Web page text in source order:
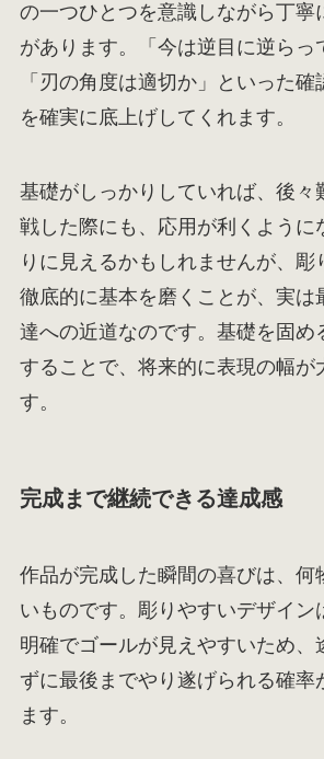
の一つひとつを意識しながら丁寧
があります。「今は逆目に逆らっ
「刃の角度は適切か」といった
を確実に底上げしてくれます。
基礎がしっかりしていれば、後々
戦した際にも、応用が利くように
りに見えるかもしれませんが、彫
徹底的に基本を磨くことが、実は
達への近道なのです。基礎を固め
することで、将来的に表現の幅が
す。
完成まで継続できる達成感
作品が完成した瞬間の喜びは、何
いものです。彫りやすいデザイン
明確でゴールが見えやすいため、
ずに最後までやり遂げられる確率
ます。